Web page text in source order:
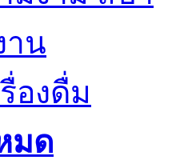
าน
องดื่ม
มด